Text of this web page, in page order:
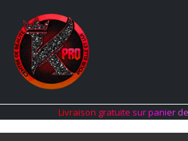
Livraison gratuite surpanier de